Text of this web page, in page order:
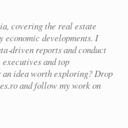
covering the real estate
economic developments. I
reports and conduct
and top
idea worth exploring? Drop
and follow my work on